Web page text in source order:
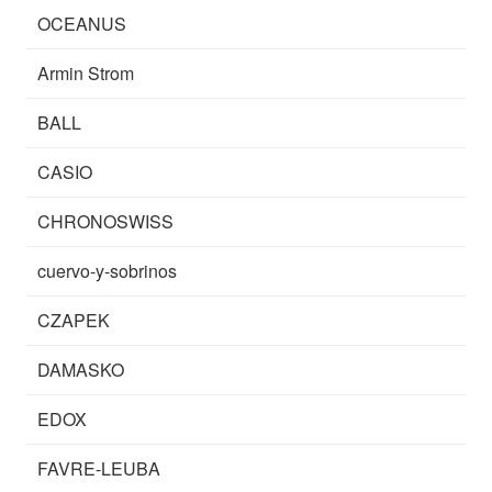
OCEANUS
Armin Strom
BALL
CASIO
CHRONOSWISS
cuervo-y-sobrinos
CZAPEK
DAMASKO
EDOX
FAVRE-LEUBA